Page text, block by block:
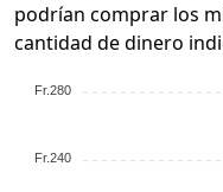
podrían comprar los
cantidad de dinero
Fr.280
Fr.240